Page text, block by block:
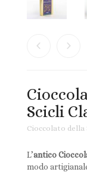
Biscotti Integrali
Prodotti tipici
Torroni
Scicli
Cioccolato della
L’antico
modo